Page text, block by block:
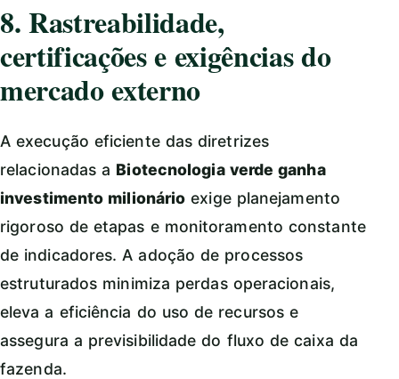
8. Rastreabilidade,
certificações e exigências do
mercado externo
A execução eficiente das diretrizes
relacionadas a Biotecnologia verde ganha
investimento milionário exige planejamento
rigoroso de etapas e monitoramento constante
de indicadores. A adoção de processos
estruturados minimiza perdas operacionais,
eleva a eficiência do uso de recursos e
assegura a previsibilidade do fluxo de caixa da
fazenda.